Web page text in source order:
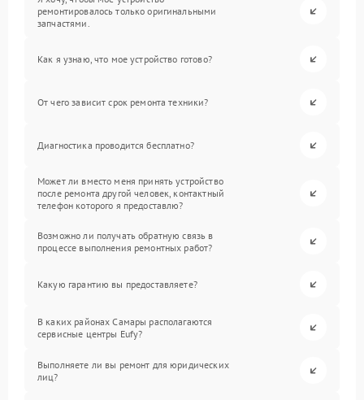
ремонтировалось только оригинальными
запчастями.
Как я узнаю, что мое устройство готово?
От чего зависит срок ремонта техники?
Диагностика проводится бесплатно?
Может ли вместо меня принять устройство
после ремонта другой человек, контактный
телефон которого я предоставлю?
Возможно ли получать обратную связь в
процессе выполнения ремонтных работ?
Какую гарантию вы предоставляете?
В каких районах Самары располагаются
сервисные центры Eufy?
Выполняете ли вы ремонт для юридических
лиц?